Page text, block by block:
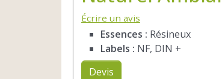
Écrire un avis
Essences : Résineux
Labels : NF, DIN +
Devis